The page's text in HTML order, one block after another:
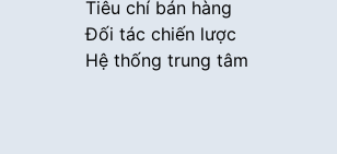
Tiêu chí bán hàng
Đối tác chiến lược
Hệ thống trung tâm